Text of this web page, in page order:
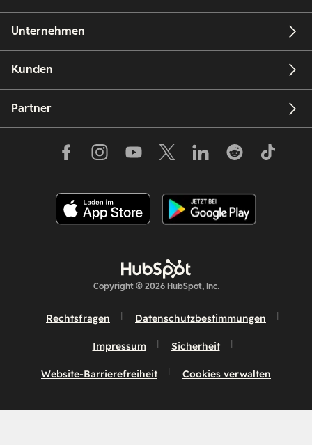
Unternehmen
Kunden
Partner
Copyright © 2026 HubSpot, Inc.
Rechtsfragen Datenschutzbestimmungen
Impressum Sicherheit
Website-Barrierefreiheit Cookies verwalten